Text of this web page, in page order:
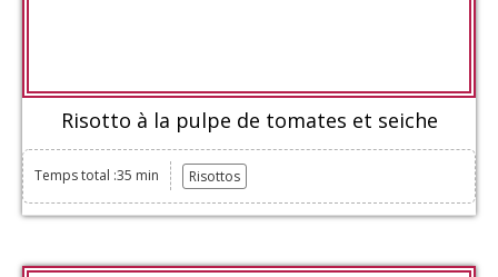
Risotto à la pulpe de tomates et seiche
Temps total :35 min Risottos